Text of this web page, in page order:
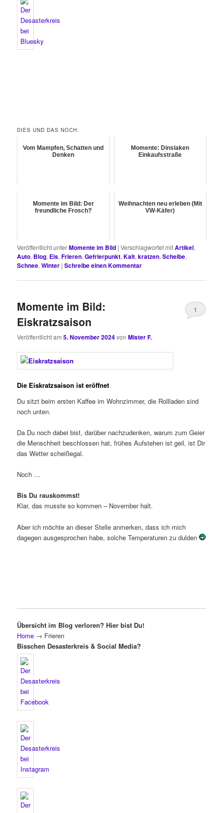
DIES UND DAS NOCH:
Vom Mampfen, Schatten und
Denken
Momente: Dinslaken
Einkaufsstraße
Momente im Bild: Der
freundliche Frosch?
Weihnachten neu erleben (Mit
VW-Käfer)
Veröffentlicht unterMomente im Bild |Verschlagwortet mitArtikel,
Auto, Blog, Eis,Frieren,Gefrierpunkt,Kalt,kratzen,Scheibe,
Schnee,Winter |Schreibe einen Kommentar
Momente im Bild:
Eiskratzsaison
Veröffentlicht am5. November 2024vonMister F.
1
Die Eiskratzsaison ist eröffnet
Du sitzt beim ersten Kaffee im Wohnzimmer, die Rollladen sind
noch unten.
Da Du noch dabei bist, darüber nachzudenken, warum zum Geier
die Menschheit beschlossen hat, frühes Aufstehen ist geil, ist Dir
das Wetter scheißegal.
Noch …
Bis Du rauskommst!
Klar, das musste so kommen – November halt.
Aber ich möchte an dieser Stelle anmerken, dass ich mich
dagegen ausgesprochen habe, solche Temperaturen zu dulden
Übersicht im Blog verloren? Hier bist Du!
Home → Frieren
Bisschen Desasterkreis & Social Media?